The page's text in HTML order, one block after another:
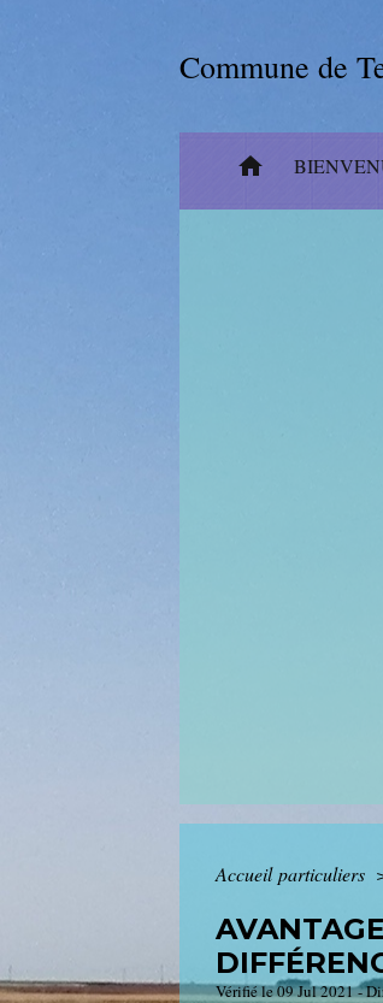
Commune de
home
Accueil particuliers
Vérifié le 09 Jul 2021 -